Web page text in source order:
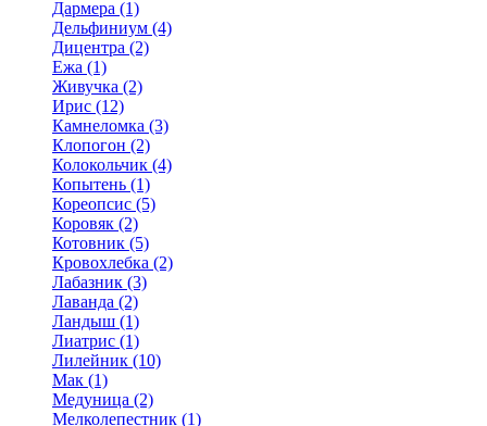
Дармера (1)
Дельфиниум (4)
Дицентра (2)
Ежа (1)
Живучка (2)
Ирис (12)
Камнеломка (3)
Клопогон (2)
Колокольчик (4)
Копытень (1)
Кореопсис (5)
Коровяк (2)
Котовник (5)
Кровохлебка (2)
Лабазник (3)
Лаванда (2)
Ландыш (1)
Лиатрис (1)
Лилейник (10)
Мак (1)
Медуница (2)
Мелколепестник (1)